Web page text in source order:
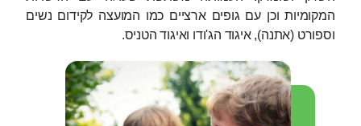
המקומיות וכן עם גופים ארציים כמו המועצה לקידום נשים
וספורט (אתנה), איגוד הג'ודו ואיגוד הטניס.